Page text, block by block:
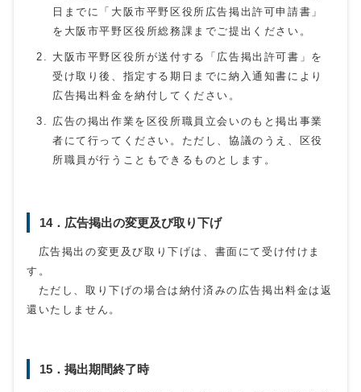
日までに「大阪市平野区役所広告掲出許可申請書」
を大阪市平野区役所総務課までご提出ください。
大阪市平野区役所が送付する「広告掲出許可書」を
受け取り後、指定する期日までに納入通知書により
広告掲出料金を納付してください。
広告の掲出作業を区役所職員立会いのもと掲出事業
者にて行ってください。ただし、協議のうえ、区役
所職員が行うこともできるものとします。
14．広告掲出の変更及び取り下げ
広告掲出の変更及び取り下げは、書面にて受け付けま
す。
ただし、取り下げの場合は納付済みの広告掲出料金は返
還いたしません。
15．掲出期間終了時